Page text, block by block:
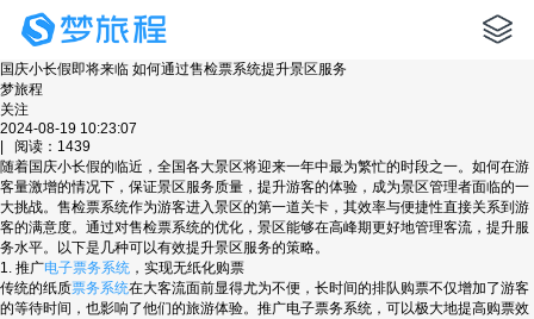
国庆小长假即将来临 如何通过售检票系统提升景区服务
梦旅程
关注
2024-08-19 10:23:07
| 阅读：1439
随着国庆小长假的临近，全国各大景区将迎来一年中最为繁忙的时段之一。如何在游
客量激增的情况下，保证景区服务质量，提升游客的体验，成为景区管理者面临的一
大挑战。售检票系统作为游客进入景区的第一道关卡，其效率与便捷性直接关系到游
客的满意度。通过对售检票系统的优化，景区能够在高峰期更好地管理客流，提升服
务水平。以下是几种可以有效提升景区服务的策略。
1. 推广电子票务系统 ，实现无纸化购票
传统的纸质票务系统在大客流面前显得尤为不便，长时间的排队购票不仅增加了游客
的等待时间，也影响了他们的旅游体验。推广电子票务系统，可以极大地提高购票效